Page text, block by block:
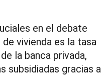
en el debate
vivienda es la tasa
la banca privada,
subsidiadas gracias a